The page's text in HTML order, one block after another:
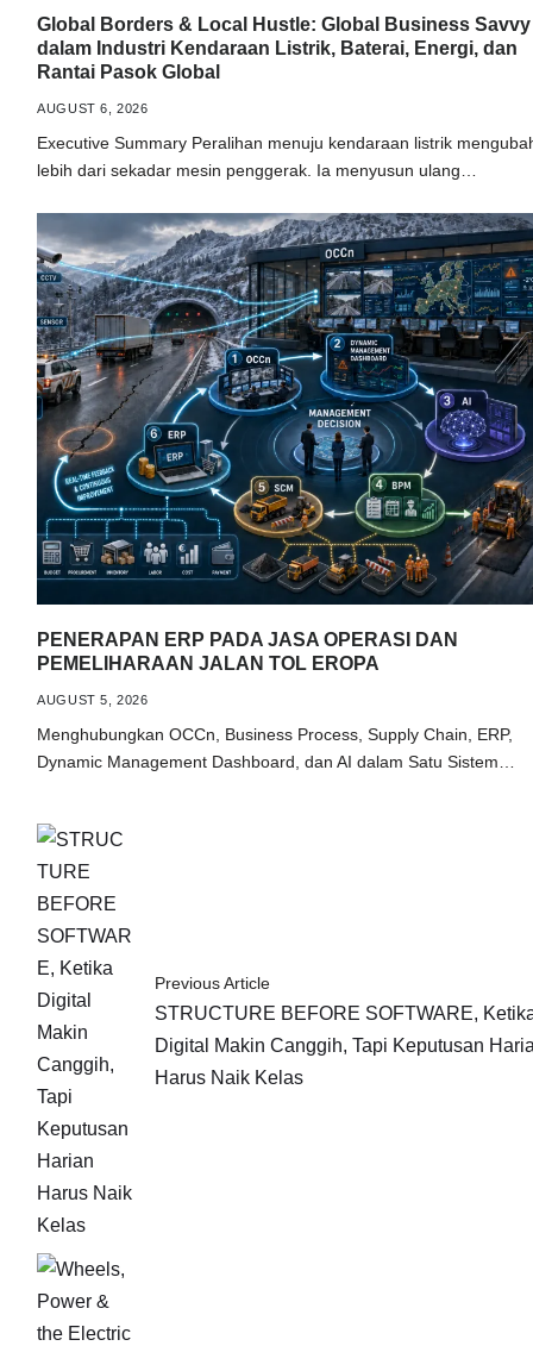
Global Borders & Local Hustle: Global Business Savvy
dalam Industri Kendaraan Listrik, Baterai, Energi, dan
Rantai Pasok Global
AUGUST 6, 2026
Executive Summary Peralihan menuju kendaraan listrik
lebih dari sekadar mesin penggerak. Ia menyusun ulang…
PENERAPAN ERP PADA JASA OPERASI DAN
PEMELIHARAAN JALAN TOL EROPA
AUGUST 5, 2026
Menghubungkan OCCn, Business Process, Supply Chain, ERP,
Dynamic Management Dashboard, dan AI dalam Satu Sistem…
Previous Article
STRUCTURE BEFORE SOFTWARE,
Digital Makin Canggih, Tapi Keputusan
Harus Naik Kelas